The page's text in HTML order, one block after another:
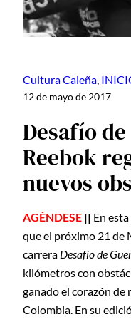
Cultura Caleña
12 de mayo de 2017
Desafío
Reebok
nuevos
AGÉNDESE || En
que el próximo 21 de
carrera Desafío de
kilómetros con
ganado el corazón de
Colombia. En su